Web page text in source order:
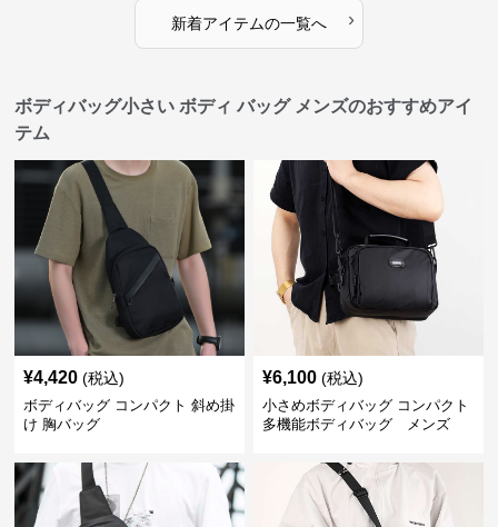
新着アイテムの一覧へ ›
ボディバッグ小さい ボディ バッグ メンズのおすすめアイ
テム
¥4,420 (税込)
ボディバッグ コンパクト 斜め掛
け 胸バッグ
¥6,100 (税込)
小さめボディバッグ コンパクト
多機能ボディバッグ メンズ